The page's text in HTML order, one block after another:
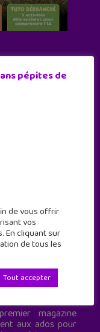
numérique
magazine
aux ados pour
pépites de
de vous offrir
vos
En cliquant sur
de tous les
Tout accepter